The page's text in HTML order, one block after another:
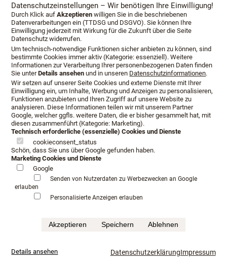
Schlafkultur Lang wird mit Ihnen ein intensives
Vorgespräch führen. Durch die Schlafanalyse und
Körpervermessung möchten wir erreichen, das Beste Bett
für Sie zu fertigen. Wir werden die Matratzen und Diwane
für Sie fertigen lassen, dass diese die endgültige Größe,
Weichheit und Unterstützung für Ihren Körper bieten.
Wir berücksichtigen nicht nur Ihr Gewicht und die
Körpergröße bei der Entscheidung wie groß Ihr Bett sein
muss, sondern ermitteln in jeder Hinsicht was das Wort
Komfort für Sie bedeutet.
Eine Beratung auf ein Vi Spring Bett kann 2- 3 Stunden in
Anspruch nehmen, daher finden Beratungen nur auf Termin
Sie sagen uns im Anschluss ob es sich für Sie gelohnt hat.
Datenschutzeinstellungen – Wir benötigen Ihre Einwilligung!
Durch Klick aufAkzeptieren willigen Sie in die beschriebenen
Datenverarbeitungen ein (TTDSG und DSGVO). Sie können Ihre
Einwilligung jederzeit mit Wirkung für die Zukunft über die Seite
Datenschutz widerrufen.
Um technisch-notwendige Funktionen sicher anbieten zu können, sind
bestimmte Cookies immer aktiv (Kategorie: essenziell). Weitere
Informationen zur Verarbeitung Ihrer personenbezogenen Daten finden
Sie unterDetails ansehen und in unseren Datenschutzinformationen.
Wir setzen auf unserer Seite Cookies und externe Dienste mit Ihrer
Einwilligung ein, um Inhalte, Werbung und Anzeigen zu personalisieren,
Funktionen anzubieten und Ihren Zugriff auf unsere Website zu
analysieren. Diese Informationen teilen wir mit unserem Partner
Google, welcher ggfls. weitere Daten, die er bisher gesammelt hat, mit
diesen zusammenführt (Kategorie: Marketing).
Technisch erforderliche (essenzielle) Cookies und Dienste
cookieconsent_status
Schön, dass Sie uns über Google gefunden haben.
Marketing Cookies und Dienste
Google
Senden von Nutzerdaten zu Werbezwecken an Google
erlauben
Personalisierte Anzeigen erlauben
Akzeptieren Speichern Ablehnen
Details ansehen DatenschutzerklärungImpressum